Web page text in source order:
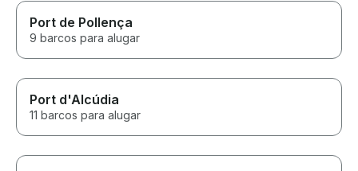
Port de Pollença
9 barcos para alugar
Port d'Alcúdia
11 barcos para alugar